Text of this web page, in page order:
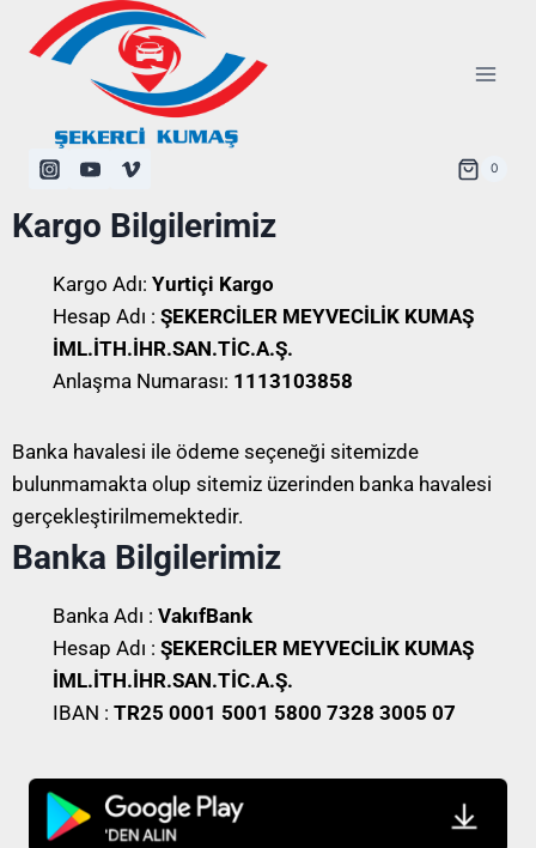
0
Kargo Bilgilerimiz
Kargo Adı: Yurtiçi Kargo
Hesap Adı : ŞEKERCİLER MEYVECİLİK KUMAŞ
İML.İTH.İHR.SAN.TİC.A.Ş.
Anlaşma Numarası: 1113103858
Banka havalesi ile ödeme seçeneği sitemizde
bulunmamakta olup sitemiz üzerinden banka havalesi
gerçekleştirilmemektedir.
Banka Bilgilerimiz
Banka Adı : VakıfBank
Hesap Adı : ŞEKERCİLER MEYVECİLİK KUMAŞ
İML.İTH.İHR.SAN.TİC.A.Ş.
IBAN : TR25 0001 5001 5800 7328 3005 07